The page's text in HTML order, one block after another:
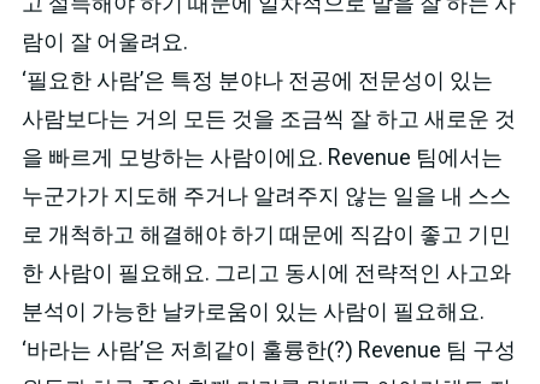
람이 잘 어울려요.
‘필요한 사람’은 특정 분야나 전공에 전문성이 있는
사람보다는 거의 모든 것을 조금씩 잘 하고 새로운 것
을 빠르게 모방하는 사람이에요. Revenue 팀에서는
누군가가 지도해 주거나 알려주지 않는 일을 내 스스
로 개척하고 해결해야 하기 때문에 직감이 좋고 기민
한 사람이 필요해요. 그리고 동시에 전략적인 사고와
분석이 가능한 날카로움이 있는 사람이 필요해요.
‘바라는 사람’은 저희같이 훌륭한(?) Revenue 팀 구성